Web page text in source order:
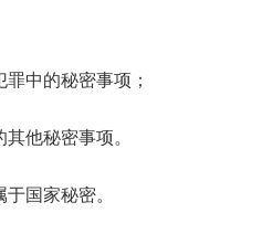
中的秘密事项；
他秘密事项。
国家秘密。